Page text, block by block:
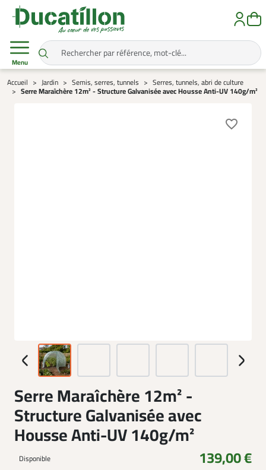
Menu
Accueil Jardin Semis, serres, tunnels Serres, tunnels, abri de culture
Serre Maraîchère 12m² - Structure Galvanisée avec Housse Anti-UV 140g/m²
favorite_border
Serre Maraîchère 12m² -
Structure Galvanisée avec
Housse Anti-UV 140g/m²
Disponible 139,00 €